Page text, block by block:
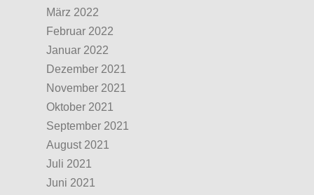
März 2022
Februar 2022
Januar 2022
Dezember 2021
November 2021
Oktober 2021
September 2021
August 2021
Juli 2021
Juni 2021